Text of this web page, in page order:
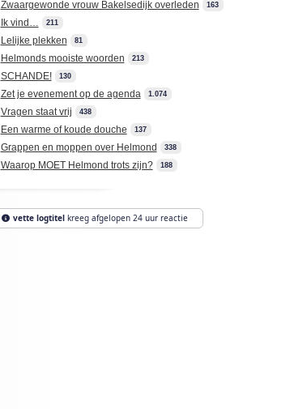
Zwaargewonde vrouw Bakelsedijk overleden 163
Ik vind… 211
Lelijke plekken 81
Helmonds mooiste woorden 213
SCHANDE! 130
Zet je evenement op de agenda 1.074
Vragen staat vrij 438
Een warme of koude douche 137
Grappen en moppen over Helmond 338
Waarop MOET Helmond trots zijn? 188
vette logtitelkreeg afgelopen 24 uur reactie